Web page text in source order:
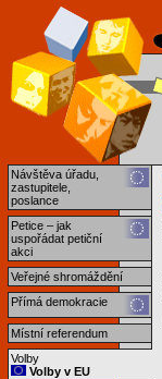
Návštěva úřadu,
zastupitele,
poslance
Petice – jak
uspořádat petiční
akci
Veřejné shromáždění
Přímá demokracie
Místní referendum
Volby
Volby v EU